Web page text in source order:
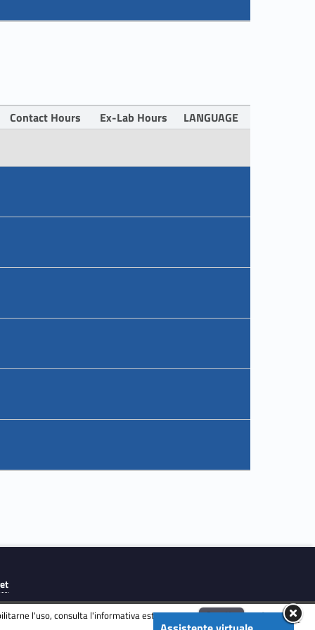
Contact Hours Ex-Lab Hours LANGUAGE
l'uso, consulta l'informativa estesa.ENG Accetta
Informativa